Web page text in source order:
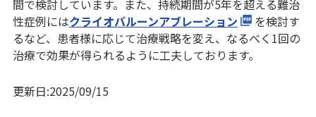
間で検討しています。また、持続期間が5年を超える難治
性症例にはクライオバルーンアブレーション
を検討す
るなど、患者様に応じて治療戦略を変え、なるべく1回の
治療で効果が得られるように工夫しております。
更新日:2025/09/15